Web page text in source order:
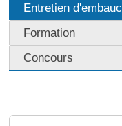
Entretien
Formation
Concours